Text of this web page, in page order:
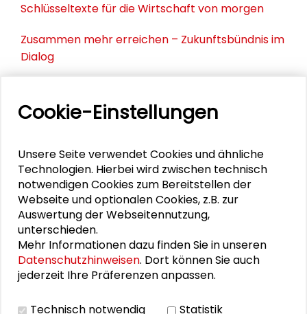
Schlüsseltexte für die Wirtschaft von morgen
Zusammen mehr erreichen – Zukunftsbündnis im
Dialog
25. Runder Tisch Wissenschaftsstadt Darmstadt
PERSONEN IM KONTEXT
Canan Topçu
DOWNLOADS
Programm (PDF)
Cookie-Einstellungen
Unsere Seite verwendet Cookies und ähnliche
Technologien. Hierbei wird zwischen technisch
notwendigen Cookies zum Bereitstellen der
Webseite und optionalen Cookies, z.B. zur
Auswertung der Webseitennutzung,
unterschieden.
Mehr Informationen dazu finden Sie in unseren
Datenschutzhinweisen. Dort können Sie auch
jederzeit Ihre Präferenzen anpassen.
Technisch notwendig Statistik